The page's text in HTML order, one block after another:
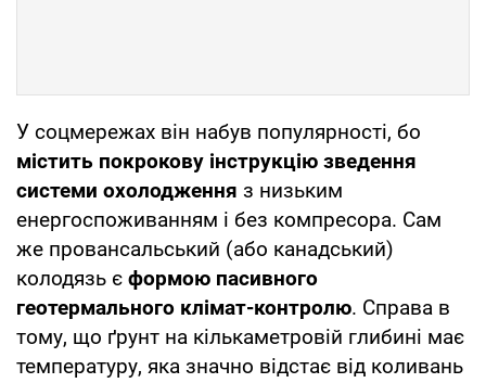
У соцмережах він набув популярності, бо
містить покрокову інструкцію зведення
системи охолодження з низьким
енергоспоживанням і без компресора. Сам
же провансальський (або канадський)
колодязь є формою пасивного
геотермального клімат-контролю. Справа в
тому, що ґрунт на кількаметровій глибині має
температуру, яка значно відстає від коливань